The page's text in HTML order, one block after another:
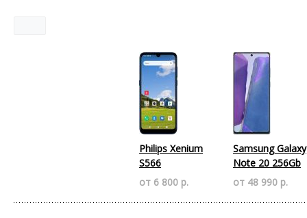
Philips Xenium
S566
от 6 800 р.
Samsung Galaxy
Note 20 256Gb
от 48 990 р.